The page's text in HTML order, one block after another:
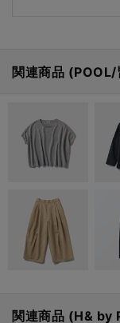
関連商品 (POOL/
関連商品 (H& by